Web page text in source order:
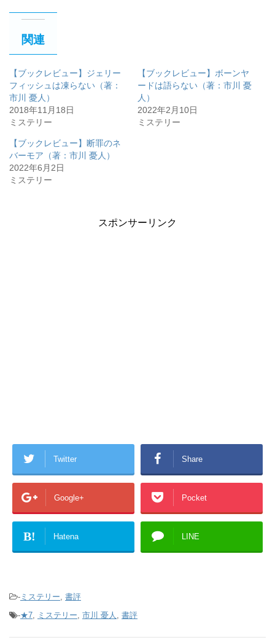
関連
【ブックレビュー】ジェリー
フィッシュは凍らない（著：
市川 憂人）
2018年11月18日
ミステリー
【ブックレビュー】ボーンヤ
ードは語らない（著：市川 憂
人）
2022年2月10日
ミステリー
【ブックレビュー】断罪のネ
バーモア（著：市川 憂人）
2022年6月2日
ミステリー
スポンサーリンク
Twitter Share
Google+ Pocket
B! Hatena LINE
- ミステリー, 書評
-★7, ミステリー, 市川 憂人 , 書評